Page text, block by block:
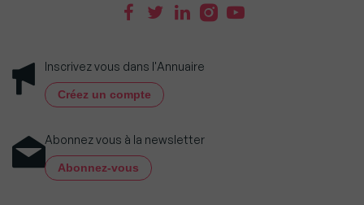
Inscrivez vous dans l'Annuaire
Créez un compte
Abonnez vous à la newsletter
Abonnez-vous